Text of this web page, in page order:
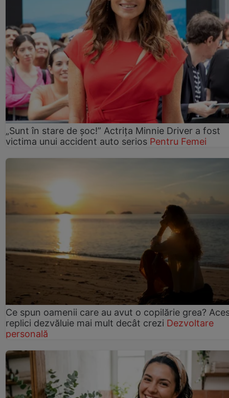
„Sunt în stare de șoc!” Actrița Minnie Driver a fost
victima unui accident auto serios Pentru Femei
Ce spun oamenii care au avut o copilărie grea?
replici dezvăluie mai mult decât crezi Dezvoltare
personală